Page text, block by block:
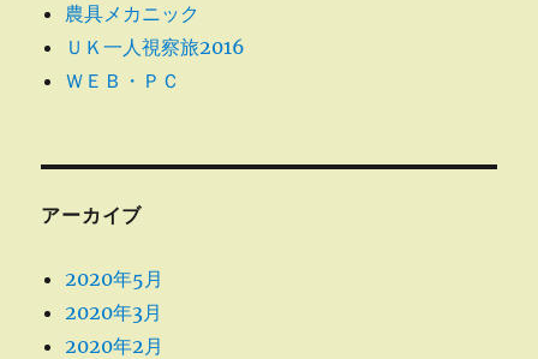
農具メカニック
ＵＫ一人視察旅2016
ＷＥＢ・ＰＣ
アーカイブ
2020年5月
2020年3月
2020年2月